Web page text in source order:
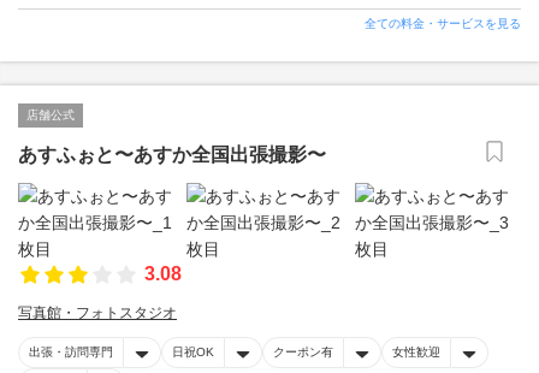
全ての料金・サービスを見る
店舗公式
あすふぉと〜あすか全国出張撮影〜
3.08
写真館・フォトスタジオ
出張・訪問専門 日祝OK クーポン有 女性歓迎